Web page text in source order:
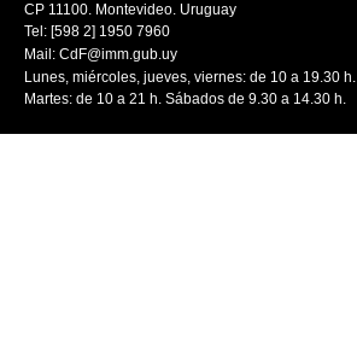
CP 11100. Montevideo. Uruguay
Tel: [598 2] 1950 7960
Mail: CdF@imm.gub.uy
Lunes, miércoles, jueves, viernes: de 10 a 19.30 h.
Martes: de 10 a 21 h. Sábados de 9.30 a 14.30 h.